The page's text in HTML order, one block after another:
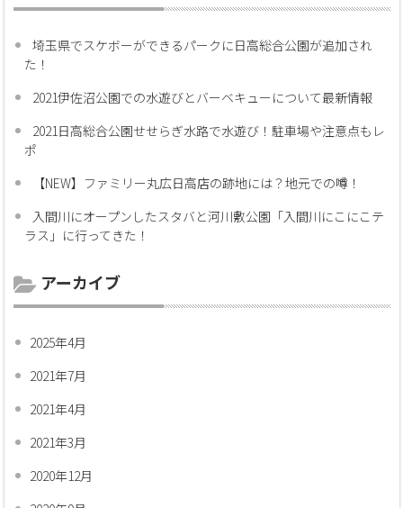
埼玉県でスケボーができるパークに日高総合公園が追加され
た！
2021伊佐沼公園での水遊びとバーベキューについて最新情報
2021日高総合公園せせらぎ水路で水遊び！駐車場や注意点もレ
ポ
【NEW】ファミリー丸広日高店の跡地には？地元での噂！
入間川にオープンしたスタバと河川敷公園「入間川にこにこテ
ラス」に行ってきた！
アーカイブ
2025年4月
2021年7月
2021年4月
2021年3月
2020年12月